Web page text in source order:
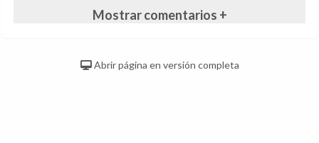
Mostrar comentarios +
Abrir página en versión completa